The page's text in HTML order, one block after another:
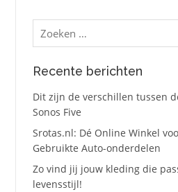
Zoeken
naar:
Recente berichten
Dit zijn de verschillen tussen
Sonos Five
Srotas.nl: Dé Online Winkel
Gebruikte Auto-onderdelen
Zo vind jij jouw kleding die
levensstijl!